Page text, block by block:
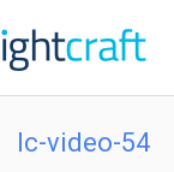
לתוכן
lc-video-54